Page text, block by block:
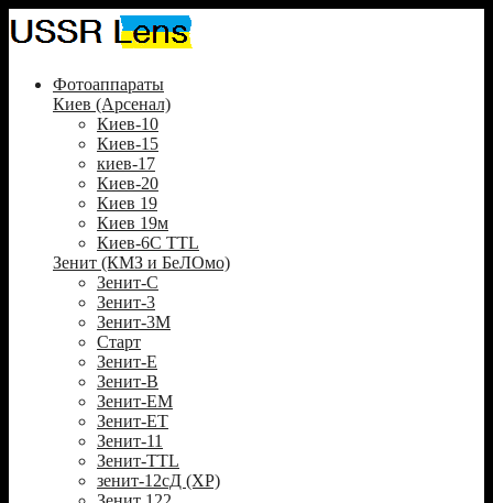
Фотоаппараты
Киев (Арсенал)
Киев-10
Киев-15
киев-17
Киев-20
Киев 19
Киев 19м
Киев-6С TTL
Зенит (КМЗ и БеЛОмо)
Зенит-С
Зенит-3
Зенит-3М
Старт
Зенит-Е
Зенит-В
Зенит-ЕМ
Зенит-ЕТ
Зенит-11
Зенит-TTL
зенит-12сД (XP)